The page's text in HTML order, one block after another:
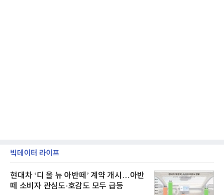
빅데이터 라이프
현대차 ‘디 올 뉴 아반떼’ 계약 개시…아반
떼 소비자 관심도·호감도 모두 급등